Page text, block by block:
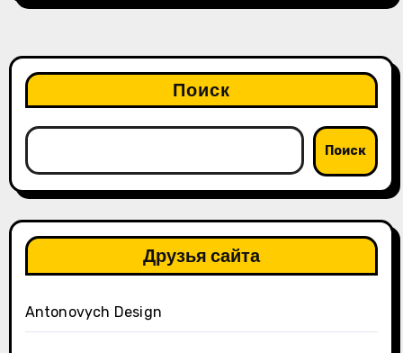
Поиск
Поиск
Друзья сайта
Antonovych Design